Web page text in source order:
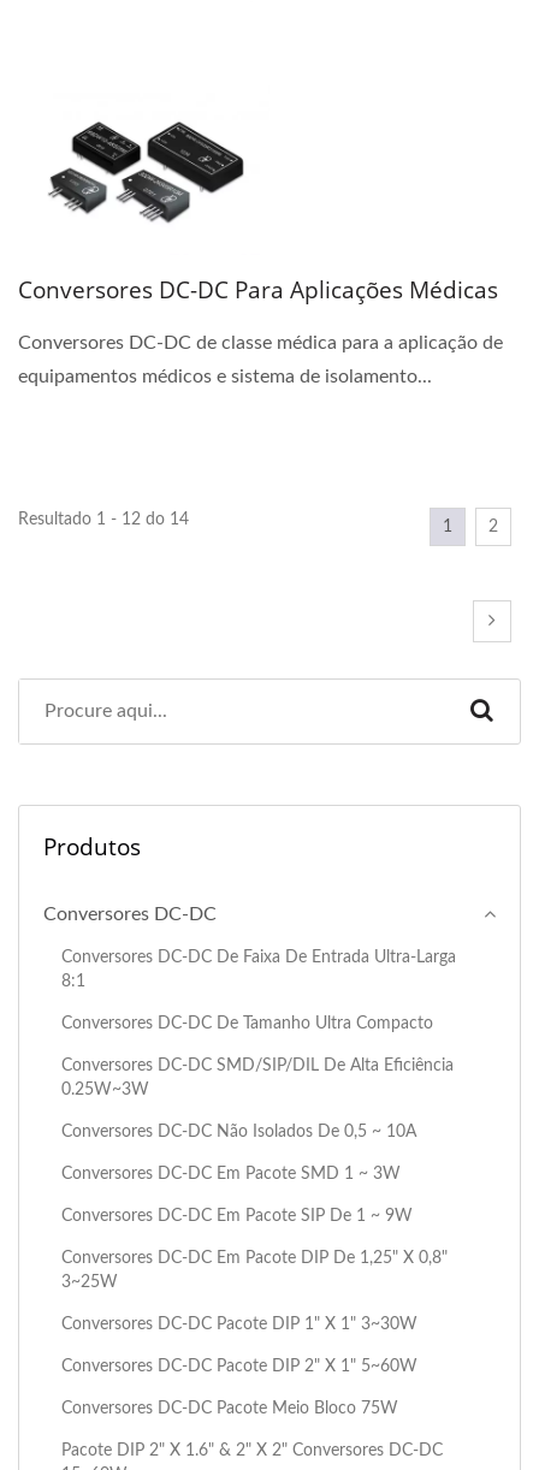
Conversores DC-DC Para Aplicações Médicas
Conversores DC-DC de classe médica para a aplicação de
equipamentos médicos e sistema de isolamento...
Resultado 1 - 12 do 14 1 2
Produtos
Conversores DC-DC
Conversores DC-DC De Faixa De Entrada Ultra-Larga
8:1
Conversores DC-DC De Tamanho Ultra Compacto
Conversores DC-DC SMD/SIP/DIL De Alta Eficiência
0.25W~3W
Conversores DC-DC Não Isolados De 0,5 ~ 10A
Conversores DC-DC Em Pacote SMD 1 ~ 3W
Conversores DC-DC Em Pacote SIP De 1 ~ 9W
Conversores DC-DC Em Pacote DIP De 1,25" X 0,8"
3~25W
Conversores DC-DC Pacote DIP 1" X 1" 3~30W
Conversores DC-DC Pacote DIP 2" X 1" 5~60W
Conversores DC-DC Pacote Meio Bloco 75W
Pacote DIP 2" X 1.6" & 2" X 2" Conversores DC-DC